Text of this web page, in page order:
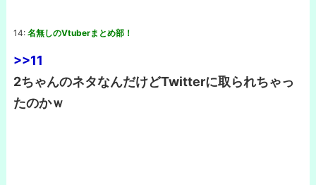
14: 名無しのVtuberまとめ部！
>>11
2ちゃんのネタなんだけどTwitterに取られちゃっ
たのかｗ